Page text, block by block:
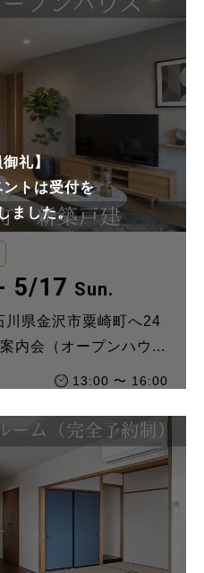
5/17 Sun.
川県金沢市粟崎町へ24
内会（オープンハウ...
13:00 〜 16:00
御礼】
トは受付を
ました。